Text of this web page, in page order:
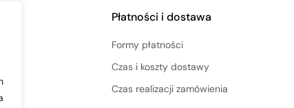
Płatności i dostawa
Formy płatności
Czas i koszty dostawy
Czas realizacji zamówienia